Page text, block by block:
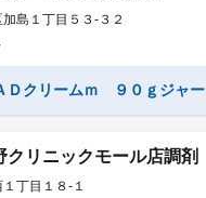
島１丁目５３-３２
Ｄクリームｍ ９０ｇジャー
リニックモール店調剤
丁目１８-１